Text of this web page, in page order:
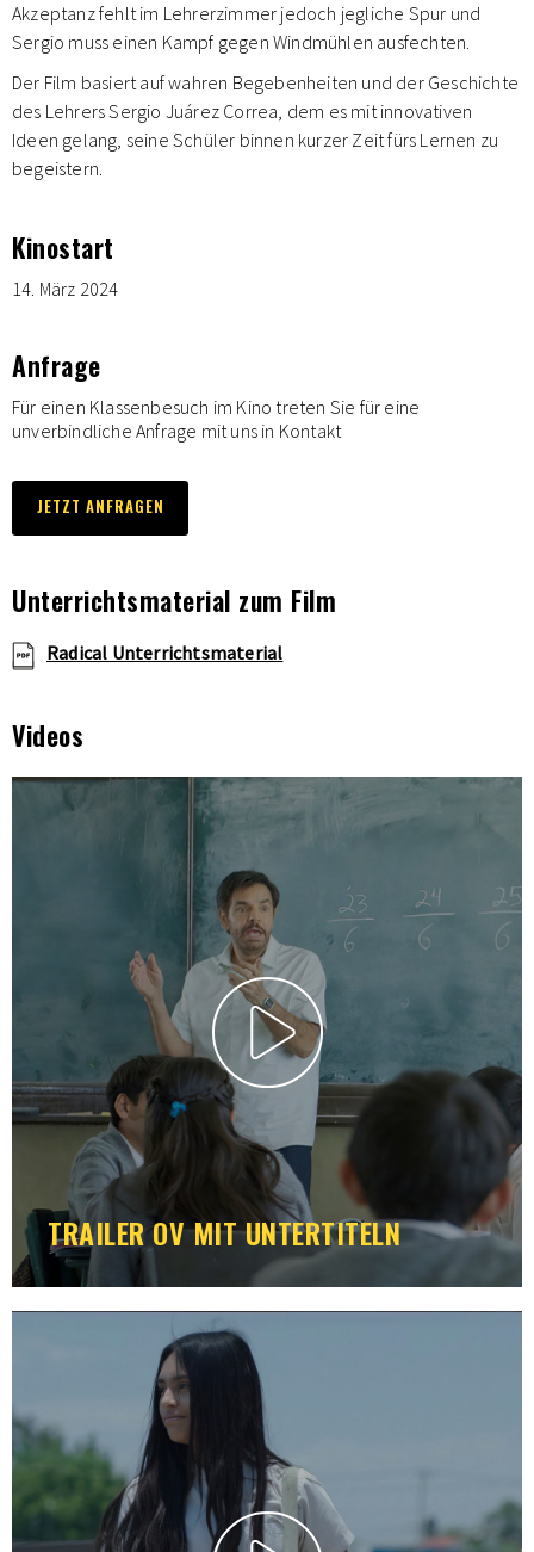
Akzeptanz fehlt im Lehrerzimmer jedoch jegliche Spur und
Sergio muss einen Kampf gegen Windmühlen ausfechten.
Der Film basiert auf wahren Begebenheiten und der Geschichte
des Lehrers Sergio Juárez Correa, dem es mit innovativen
Ideen gelang, seine Schüler binnen kurzer Zeit fürs Lernen zu
begeistern.
Kinostart
14. März 2024
Anfrage
Für einen Klassenbesuch im Kino treten Sie für eine
unverbindliche Anfrage mit uns in Kontakt
JETZT ANFRAGEN
Unterrichtsmaterial zum Film
Radical Unterrichtsmaterial
Videos
TRAILER OV MIT UNTERTITELN